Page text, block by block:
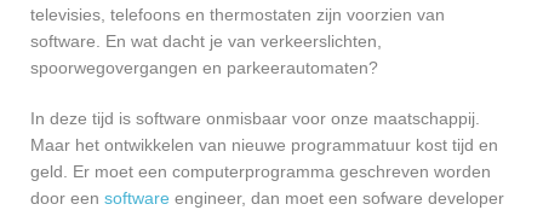
televisies, telefoons en thermostaten zijn voorzien van
software. En wat dacht je van verkeerslichten,
spoorwegovergangen en parkeerautomaten?
In deze tijd is software onmisbaar voor onze maatschappij.
Maar het ontwikkelen van nieuwe programmatuur kost tijd en
geld. Er moet een computerprogramma geschreven worden
door een software engineer, dan moet een sofware developer